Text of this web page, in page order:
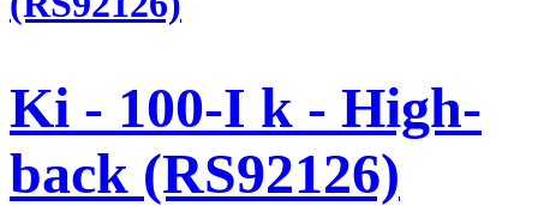
Ki - 100-I k - High-
back (RS92126)